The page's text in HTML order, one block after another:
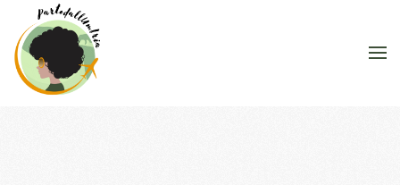
Skip to main content